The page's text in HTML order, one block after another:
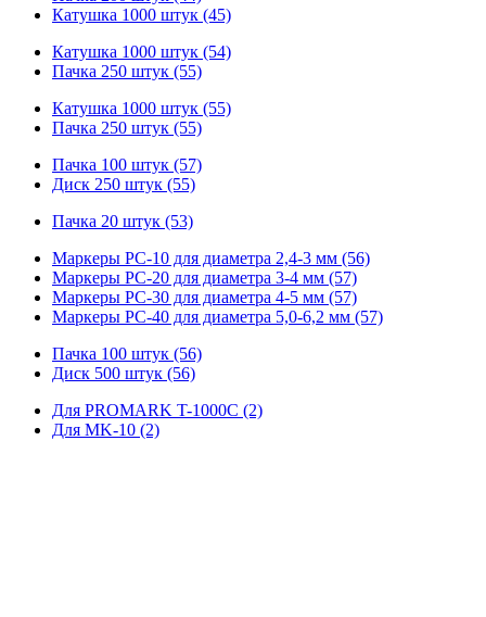
Катушка 1000 штук (45)
Катушка 1000 штук (54)
Пачка 250 штук (55)
Катушка 1000 штук (55)
Пачка 250 штук (55)
Пачка 100 штук (57)
Диск 250 штук (55)
Пачка 20 штук (53)
Маркеры PC-10 для диаметра 2,4-3 мм (56)
Маркеры PC-20 для диаметра 3-4 мм (57)
Маркеры PC-30 для диаметра 4-5 мм (57)
Маркеры PC-40 для диаметра 5,0-6,2 мм (57)
Пачка 100 штук (56)
Диск 500 штук (56)
Для PROMARK T-1000C (2)
Для MK-10 (2)